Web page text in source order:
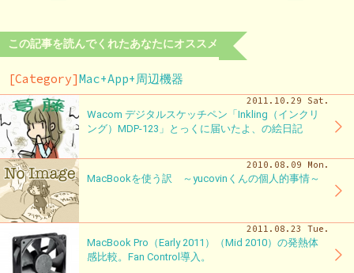
この記事を読んでくれたあなたにオススメ
[Category]Mac+App+周辺機器
2011.10.29 Sat.
Wacom デジタルスケッチペン「Inkling（インクリ
ング）MDP-123」とっくに届いたよ、の絵日記
2010.08.09 Mon.
MacBookを使う訳 ～yucovinくんの個人的事情～
2011.08.23 Tue.
MacBook Pro（Early 2011）（Mid 2010）の発熱体
感比較。Fan Control導入。